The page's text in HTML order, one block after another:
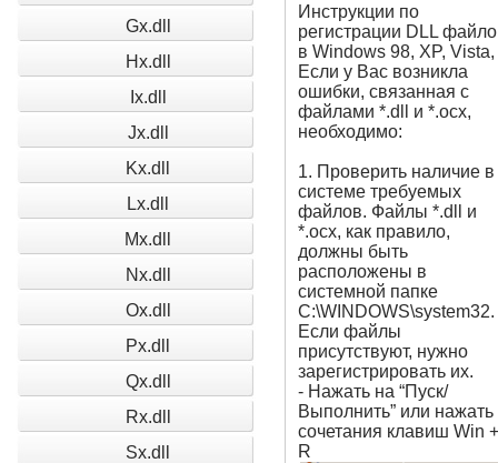
Gx.dll
Hx.dll
Ix.dll
Jx.dll
Kx.dll
Lx.dll
Mx.dll
Nx.dll
Ox.dll
Px.dll
Qx.dll
Rx.dll
Sx.dll
Инструкции по
регистрации DLL
в Windows 98, XP, Vista,
Если у Вас возникла
ошибки, связанная с
файлами *.dll и *.ocx,
необходимо:
1. Проверить наличие в
системе требуемых
файлов. Файлы *.dll и
*.ocx, как правило,
должны быть
расположены в
системной папке
C:\WINDOWS\system32.
Если файлы
присутствуют, нужно
зарегистрировать их.
- Нажать на “Пуск/
Выполнить” или нажать
сочетания клавиш Win
R